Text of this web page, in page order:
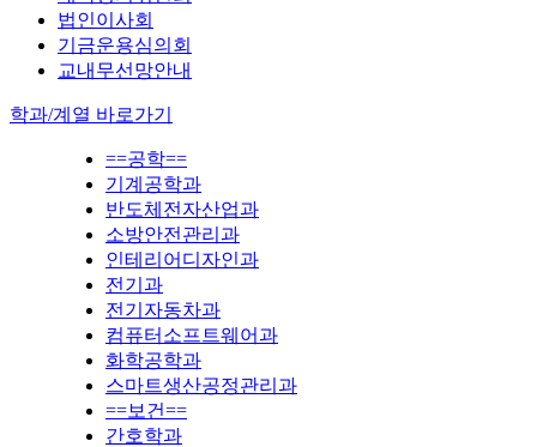
법인이사회
기금운용심의회
교내무선망안내
학과/계열 바로가기
==공학==
기계공학과
반도체전자산업과
소방안전관리과
인테리어디자인과
전기과
전기자동차과
컴퓨터소프트웨어과
화학공학과
스마트생산공정관리과
==보건==
간호학과